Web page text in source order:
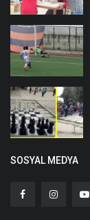
SOSYAL MEDYA